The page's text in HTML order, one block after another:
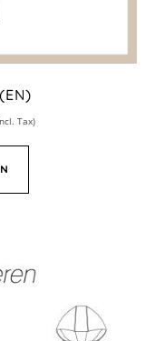
Tax)